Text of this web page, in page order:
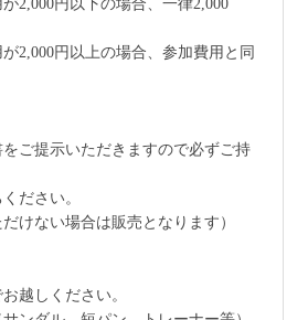
2,000円以下の場合、一律2,000
2,000円以上の場合、参加費用と同
ご提示いただきますので必ずご持
ださい。
けない場合は販売となります）
越しください。